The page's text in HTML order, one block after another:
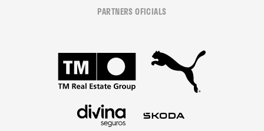
PARTNERS OFICIALS